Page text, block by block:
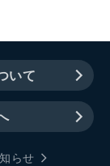
いて
らせ